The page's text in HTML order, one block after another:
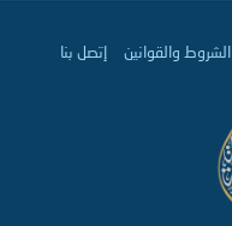
الشروط والقوانين إتصل بنا